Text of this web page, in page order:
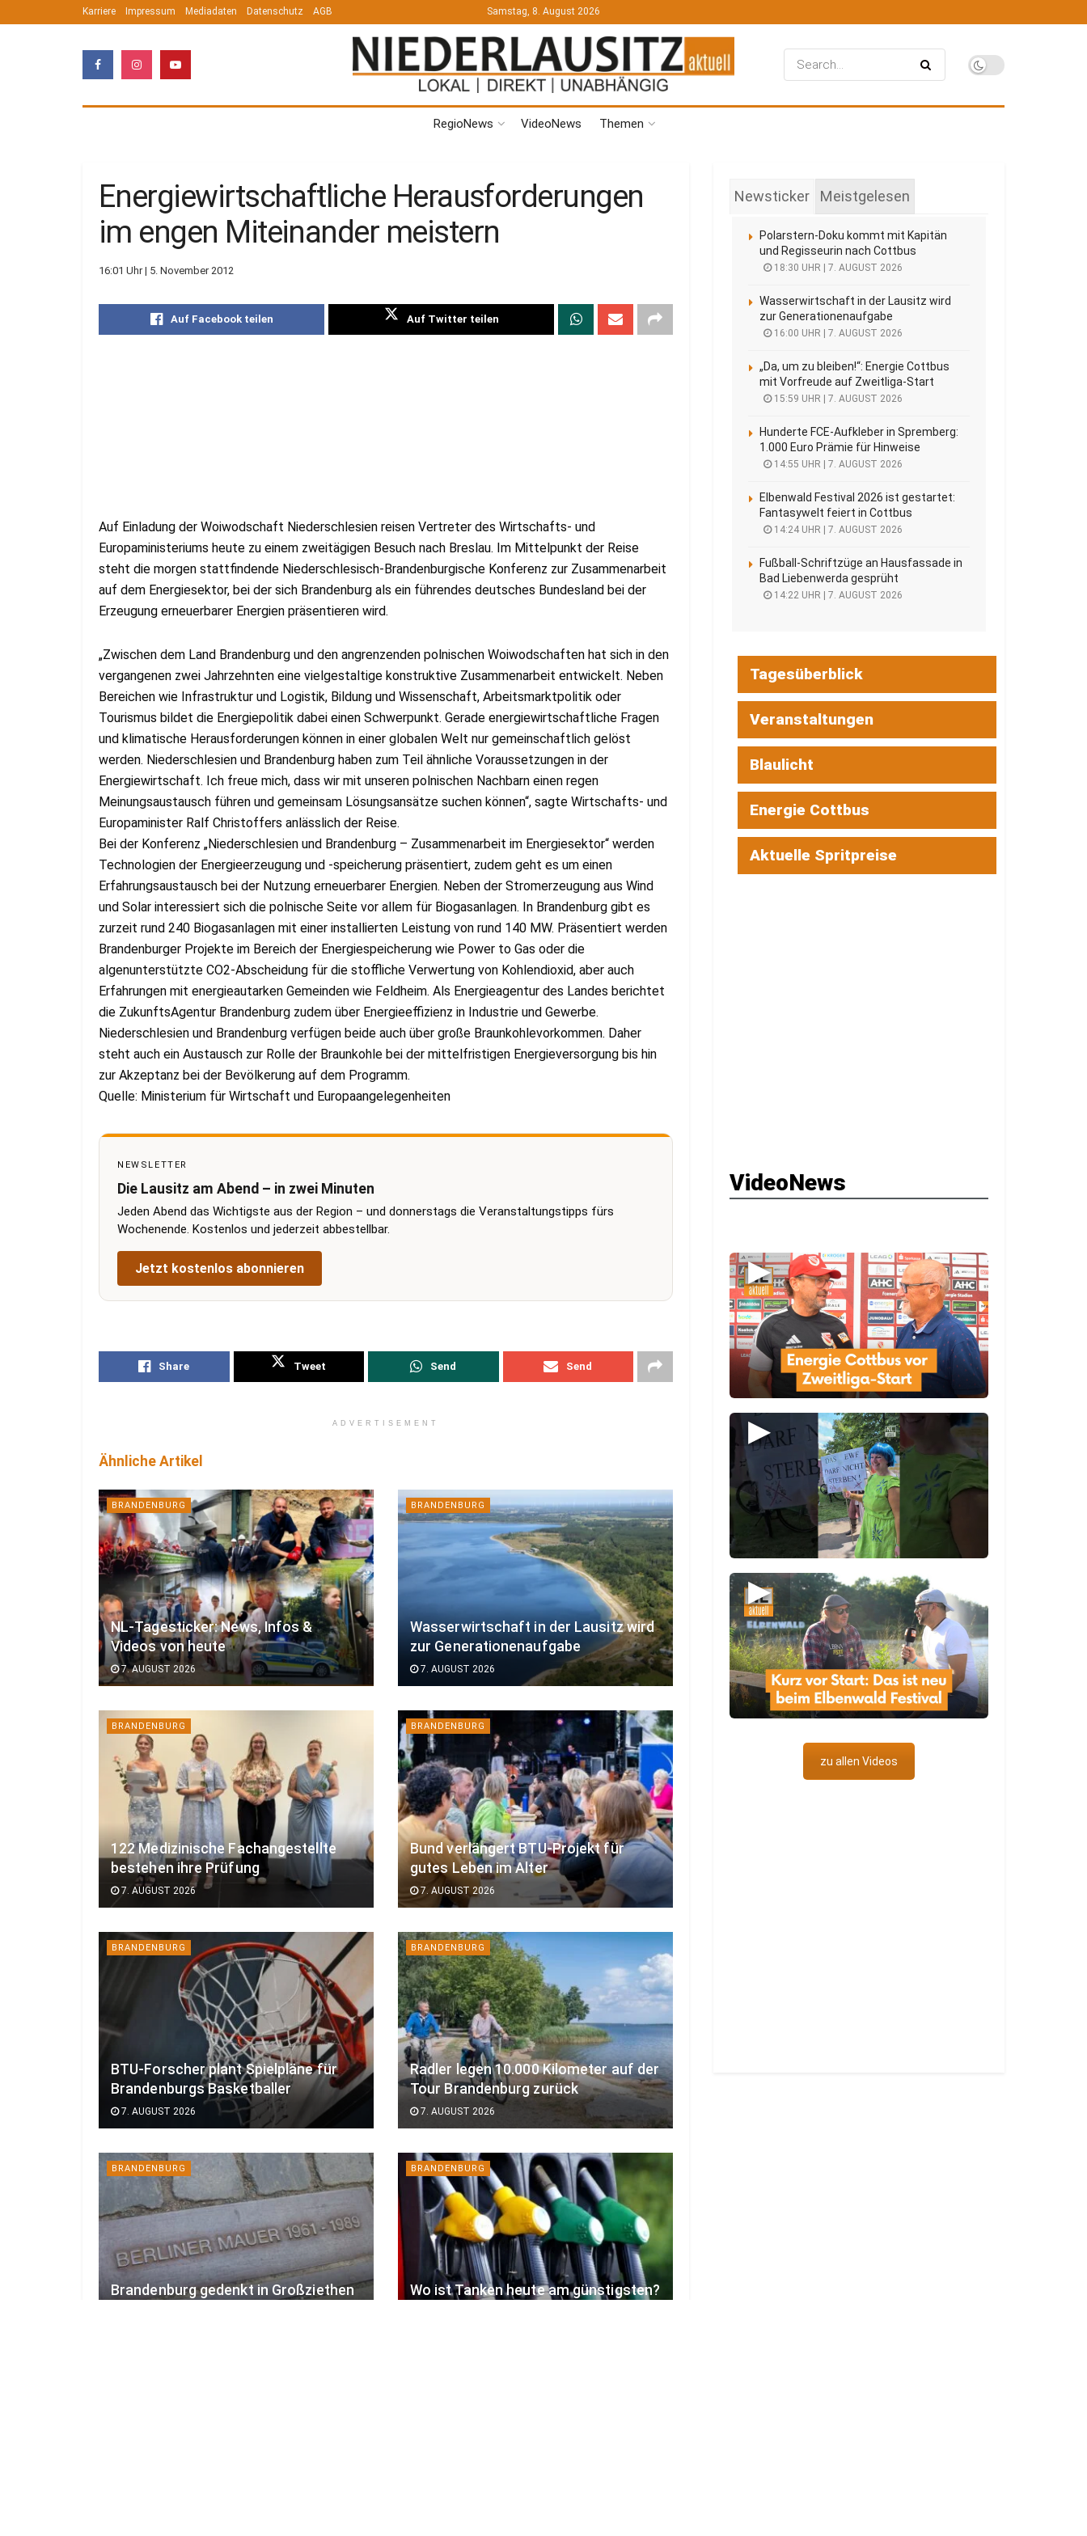
Karriere Impressum Mediadaten Datenschutz AGB Samstag, 8. August 2026
RegioNews VideoNews Themen
Energiewirtschaftliche Herausforderungen
im engen Miteinander meistern
16:01 Uhr | 5. November 2012
Auf Facebook teilen Auf Twitter teilen
Auf Einladung der Woiwodschaft Niederschlesien reisen Vertreter des Wirtschafts- und
Europaministeriums heute zu einem zweitägigen Besuch nach Breslau. Im Mittelpunkt der Reise
steht die morgen stattfindende Niederschlesisch-Branden­burgische Konferenz zur Zusammenarbeit
auf dem Energiesektor, bei der sich Brandenburg als ein führendes deutsches Bundesland bei der
Erzeugung erneuerbarer Energien präsentieren wird.
„Zwischen dem Land Brandenburg und den angrenzenden polnischen Woiwodschaften hat sich in den
vergangenen zwei Jahrzehnten eine vielgestaltige konstruktive Zusammenarbeit entwickelt. Neben
Bereichen wie Infrastruktur und Logistik, Bildung und Wissenschaft, Arbeitsmarktpolitik oder
Tourismus bildet die Energiepolitik dabei einen Schwerpunkt. Gerade energiewirtschaftliche Fragen
und klimatische Herausforderungen können in einer globalen Welt nur gemeinschaftlich gelöst
werden. Niederschlesien und Brandenburg haben zum Teil ähnliche Voraussetzungen in der
Energiewirtschaft. Ich freue mich, dass wir mit unseren polnischen Nachbarn einen regen
Meinungsaustausch führen und gemeinsam Lösungsansätze suchen können“, sagte Wirtschafts- und
Europaminister Ralf Christoffers anlässlich der Reise.
Bei der Konferenz „Niederschlesien und Brandenburg – Zusammenarbeit im Energiesektor“ werden
Technologien der Energieerzeugung und -speicherung präsentiert, zudem geht es um einen
Erfahrungsaustausch bei der Nutzung erneuerbarer Energien. Neben der Stromerzeugung aus Wind
und Solar interessiert sich die polnische Seite vor allem für Biogasanlagen. In Brandenburg gibt es
zurzeit rund 240 Biogasanlagen mit einer installierten Leistung von rund 140 MW. Präsentiert werden
Brandenburger Projekte im Bereich der Energiespeicherung wie Power to Gas oder die
algenunterstützte CO2-Abscheidung für die stoffliche Verwertung von Kohlendioxid, aber auch
Erfahrungen mit energieautarken Gemeinden wie Feldheim. Als Energieagentur des Landes berichtet
die ZukunftsAgentur Brandenburg zudem über Energieeffizienz in Industrie und Gewerbe.
Niederschlesien und Brandenburg verfügen beide auch über große Braunkohlevorkommen. Daher
steht auch ein Austausch zur Rolle der Braunkohle bei der mittelfristigen Energieversorgung bis hin
zur Akzeptanz bei der Bevölkerung auf dem Programm.
Quelle: Ministerium für Wirtschaft und Europaangelegenheiten
NEWSLETTER
Die Lausitz am Abend – in zwei Minuten
Jeden Abend das Wichtigste aus der Region – und donnerstags die Veranstaltungstipps fürs
Wochenende. Kostenlos und jederzeit abbestellbar.
Jetzt kostenlos abonnieren
Share Tweet Send Send
ADVERTISEMENT
Ähnliche Artikel
BRANDENBURG
NL-Tagesticker: News, Infos &
Videos von heute
7. AUGUST 2026
BRANDENBURG
Wasserwirtschaft in der Lausitz wird
zur Generationenaufgabe
7. AUGUST 2026
BRANDENBURG
122 Medizinische Fachangestellte
bestehen ihre Prüfung
7. AUGUST 2026
BRANDENBURG
Bund verlängert BTU-Projekt für
gutes Leben im Alter
7. AUGUST 2026
BRANDENBURG
BTU-Forscher plant Spielpläne für
Brandenburgs Basketballer
7. AUGUST 2026
BRANDENBURG
Radler legen 10.000 Kilometer auf der
Tour Brandenburg zurück
7. AUGUST 2026
BRANDENBURG
Brandenburg gedenkt in Großziethen
BRANDENBURG
Wo ist Tanken heute am günstigsten?
Newsticker Meistgelesen
Polarstern-Doku kommt mit Kapitän
und Regisseurin nach Cottbus
18:30 UHR | 7. AUGUST 2026
Wasserwirtschaft in der Lausitz wird
zur Generationenaufgabe
16:00 UHR | 7. AUGUST 2026
„Da, um zu bleiben!“: Energie Cottbus
mit Vorfreude auf Zweitliga-Start
15:59 UHR | 7. AUGUST 2026
Hunderte FCE-Aufkleber in Spremberg:
1.000 Euro Prämie für Hinweise
14:55 UHR | 7. AUGUST 2026
Elbenwald Festival 2026 ist gestartet:
Fantasywelt feiert in Cottbus
14:24 UHR | 7. AUGUST 2026
Fußball-Schriftzüge an Hausfassade in
Bad Liebenwerda gesprüht
14:22 UHR | 7. AUGUST 2026
Tagesüberblick
Veranstaltungen
Blaulicht
Energie Cottbus
Aktuelle Spritpreise
VideoNews
▶
▶
▶
zu allen Videos